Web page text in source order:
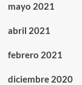
mayo 2021
abril 2021
febrero 2021
diciembre 2020